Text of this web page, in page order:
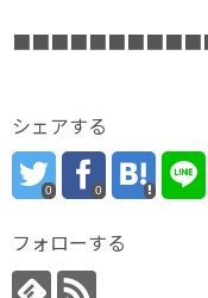
シェアする
0 0
フォローする